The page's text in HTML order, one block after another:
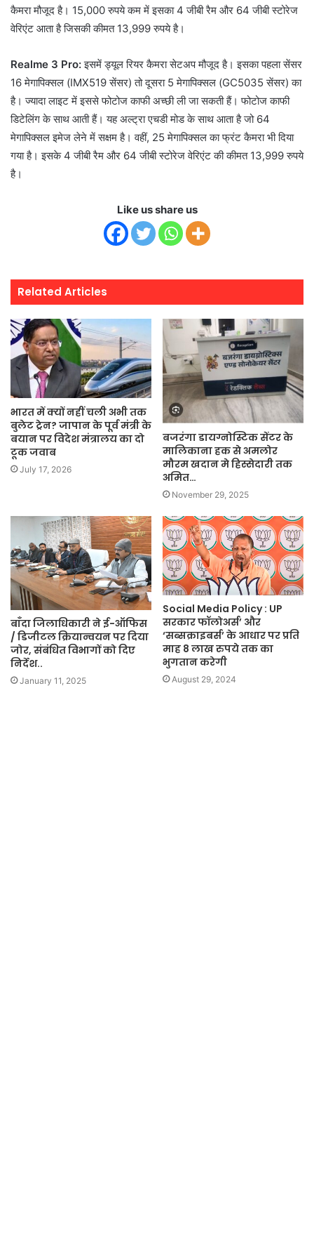
कैमरा मौजूद है। 15,000 रुपये कम में इसका 4 जीबी रैम और 64 जीबी स्टोरेज
वेरिएंट आता है जिसकी कीमत 13,999 रुपये है।
Realme 3 Pro:इसमें ड्यूल रियर कैमरा सेटअप मौजूद है। इसका पहला सेंसर
16 मेगापिक्सल (IMX519 सेंसर) तो दूसरा 5 मेगापिक्सल (GC5035 सेंसर) का
है। ज्यादा लाइट में इससे फोटोज काफी अच्छी ली जा सकती हैं। फोटोज काफी
डिटेलिंग के साथ आती हैं। यह अल्ट्रा एचडी मोड के साथ आता है जो 64
मेगापिक्सल इमेज लेने में सक्षम है। वहीं, 25 मेगापिक्सल का फ्रंट कैमरा भी दिया
गया है। इसके 4 जीबी रैम और 64 जीबी स्टोरेज वेरिएंट की कीमत 13,999 रुपये
है।
Like us share us
Related Articles
भारत में क्यों नहीं चली अभी तक
बुलेट ट्रेन? जापान के पूर्व मंत्री के
बयान पर विदेश मंत्रालय का दो
टूक जवाब
July 17, 2026
बजरंगा डायग्नोस्टिक सेंटर के
मालिकाना हक से अमलोर
मौरम खदान मे हिस्सेदारी तक
अमित…
November 29, 2025
बाँदा जिलाधिकारी ने ई-ऑफिस
/ डिजीटल क्रियान्वयन पर दिया
जोर, संबंधित विभागों को दिए
निर्देश..
January 11, 2025
Social Media Policy : UP
सरकार फॉलोअर्स’ और
‘सब्सक्राइबर्स’ के आधार पर प्रति
माह 8 लाख रुपये तक का
भुगतान करेगी
August 29, 2024